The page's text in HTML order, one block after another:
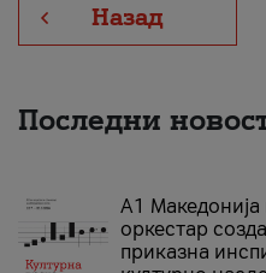
Назад
Последни
А1
оркестар
приказна